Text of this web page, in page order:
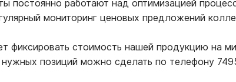
постоянно работают над оптимизацией
мониторинг ценовых предложений
фиксировать стоимость нашей продукцию на
нужных позиций можно сделать по телефону